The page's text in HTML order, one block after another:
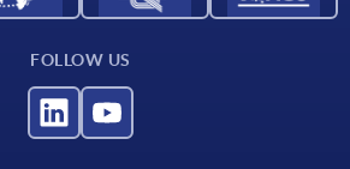
FOLLOW US